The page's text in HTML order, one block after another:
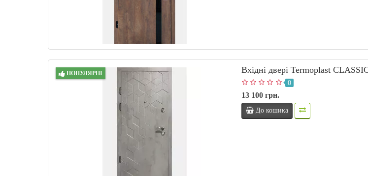
ПОПУЛЯРНІ Вхідні двері Termoplast
0
13 100 грн.
До кошика